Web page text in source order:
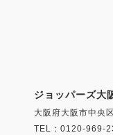
ジョッパーズ大
大阪府大阪市中央
TEL：0120-969-